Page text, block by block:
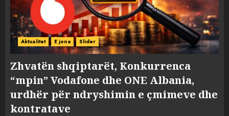
Aktualitet E jona Slider
Zhvatën shqiptarët, Konkurrenca
“mpin” Vodafone dhe ONE Albania,
urdhër për ndryshimin e çmimeve dhe
kontratave